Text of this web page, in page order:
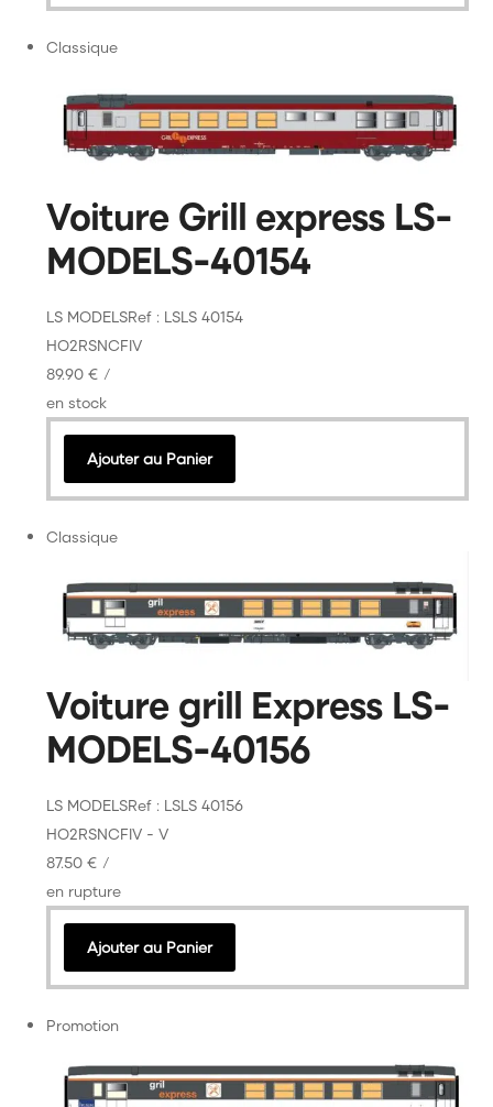
Classique
Voiture Grill express LS-
MODELS-40154
LS MODELSRef : LSLS 40154
HO2RSNCFIV
89.90 € /
en stock
Ajouter au Panier
Classique
Voiture grill Express LS-
MODELS-40156
LS MODELSRef : LSLS 40156
HO2RSNCFIV - V
87.50 € /
en rupture
Ajouter au Panier
Promotion